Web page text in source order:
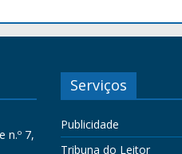
n.º 7,
Serviços
Publicidade
Tribuna do Leitor